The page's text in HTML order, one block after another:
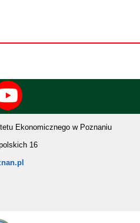
Ekonomicznego w Poznaniu
16